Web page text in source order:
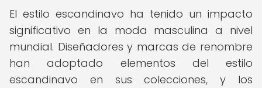
El estilo escandinavo ha tenido un impacto
significativo en la moda masculina a nivel
mundial. Diseñadores y marcas de renombre
han adoptado elementos del estilo
escandinavo en sus colecciones, y los